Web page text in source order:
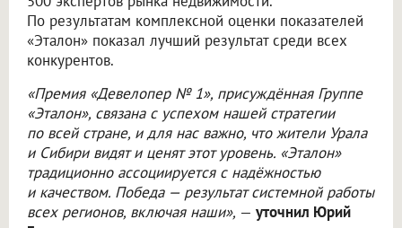
По результатам комплексной оценки показателей
«Эталон» показал лучший результат среди всех
конкурентов.
«Премия «Девелопер № 1», присуждённая Группе
«Эталон», связана с успехом нашей стратегии
по всей стране, и для нас важно, что жители Урала
и Сибири видят и ценят этот уровень. «Эталон»
традиционно ассоциируется с надёжностью
и качеством. Победа — результат системной работы
всех регионов, включая наши», — уточнил Юрий